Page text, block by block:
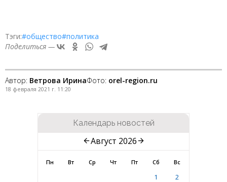
Тэги:#общество#политика
Поделиться —
Автор: Ветрова ИринаФото: orel-region.ru
18 февраля 2021 г. 11:20
Календарь новостей
Август 2026
Пн Вт Ср Чт Пт Сб Вс
1
2